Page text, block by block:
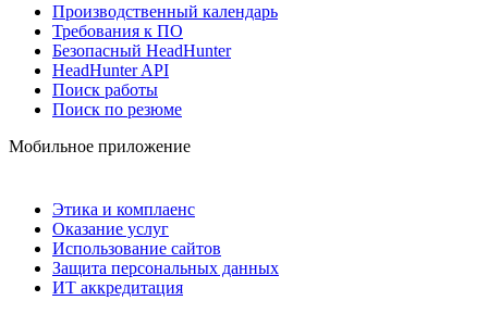
Производственный календарь
Требования к ПО
Безопасный HeadHunter
HeadHunter API
Поиск работы
Поиск по резюме
Мобильное приложение
Этика и комплаенс
Оказание услуг
Использование сайтов
Защита персональных данных
ИТ аккредитация